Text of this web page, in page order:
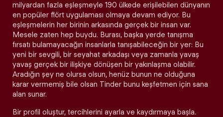
milyardan fazla eşleşmeyle 190 ülkede erişilebilen dünyanın
en popüler flört uygulaması olmaya devam ediyor. Bu
eşleşmelerin her birinin arkasında gerçek bir insan var.
Mesele zaten hep buydu. Burası, başka yerde tanışma
fırsatı bulamayacağın insanlarla tanışabileceğin bir yer: Bu
yeni bir sevgili, bir seyahat arkadaşı veya zamanla yavaş
yavaş gerçek bir ilişkiye dönüşen bir yakınlaşma olabilir.
Aradığın şey ne olursa olsun, henüz bunun ne olduğuna
karar vermemiş bile olsan Tinder bunu keşfetmen için sana
alan sunar.
Bir profil oluştur, tercihlerini ayarla ve kaydırmaya başla.